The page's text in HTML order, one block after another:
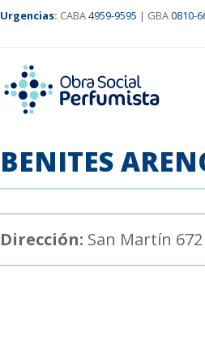
Urgencias: CABA4959-9595 | GBA0810-
BENITES
Dirección: San Martín 672